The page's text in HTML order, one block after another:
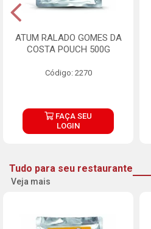
ATUM RALADO GOMES DA
COSTA POUCH 500G
Código: 2270
FAÇA SEU
LOGIN
Tudo para seu restaurante
Veja mais